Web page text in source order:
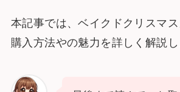
本記事では、ベイクドクリスマ
購入方法やの魅力を詳しく解説し